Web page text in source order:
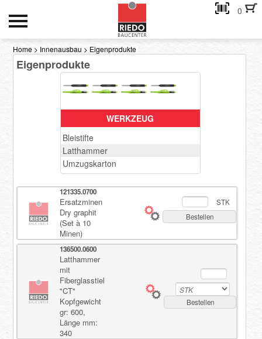
0
HOCH- UND TIEFBAU
INNENAUSBAU
GEBÄUDEHÜLLE
eMail-Adresse
Passwort:
Passwort anfordern
Registrieren
Home > Innenausbau > Eigenprodukte
Eigenprodukte
WERKZEUG
Bleistifte
Latthammer
Umzugskarton
121335.0700
Ersatzminen
Dry graphit
(Set à 10
Minen)
STK
Bestellen
136500.0600
Latthammer
mit
Fiberglasstiel
"CT"
Kopfgewicht
gr: 600,
Länge mm:
340
Bestellen